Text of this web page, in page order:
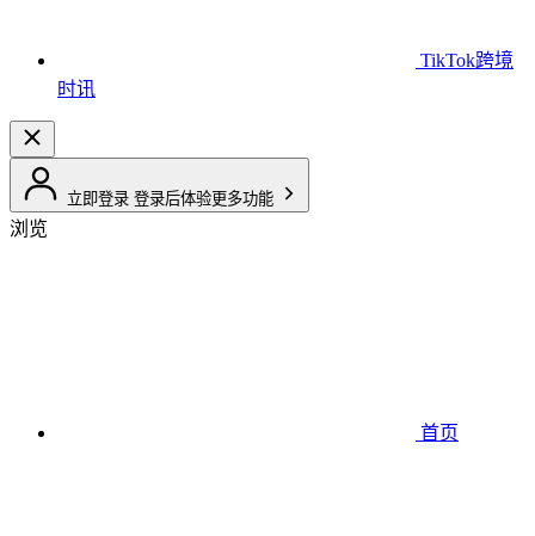
TikTok跨境
时讯
立即登录 登录后体验更多功能
浏览
首页